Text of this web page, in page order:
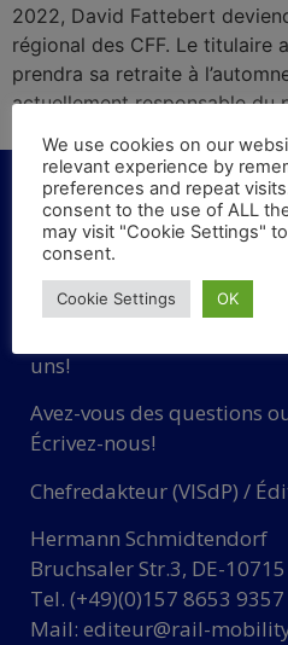
2022, David Fattebert
régional des CFF. Le titulaire
prendra sa retraite à
actuellement responsable du
KONTAKT
uns!
Avez-vous des questions
Écrivez-nous!
Chefredakteur (VISdP) /
Hermann Schmidtendorf
Bruchsaler Str.3, DE-10715
Tel. (+49)(0)157 8653 9357
Mail: editeur@rail-
We use cookies on our
relevant experience by
preferences and repeat
consent to the use of ALL
may visit "Cookie Settings"
consent.
Cookie Settings OK